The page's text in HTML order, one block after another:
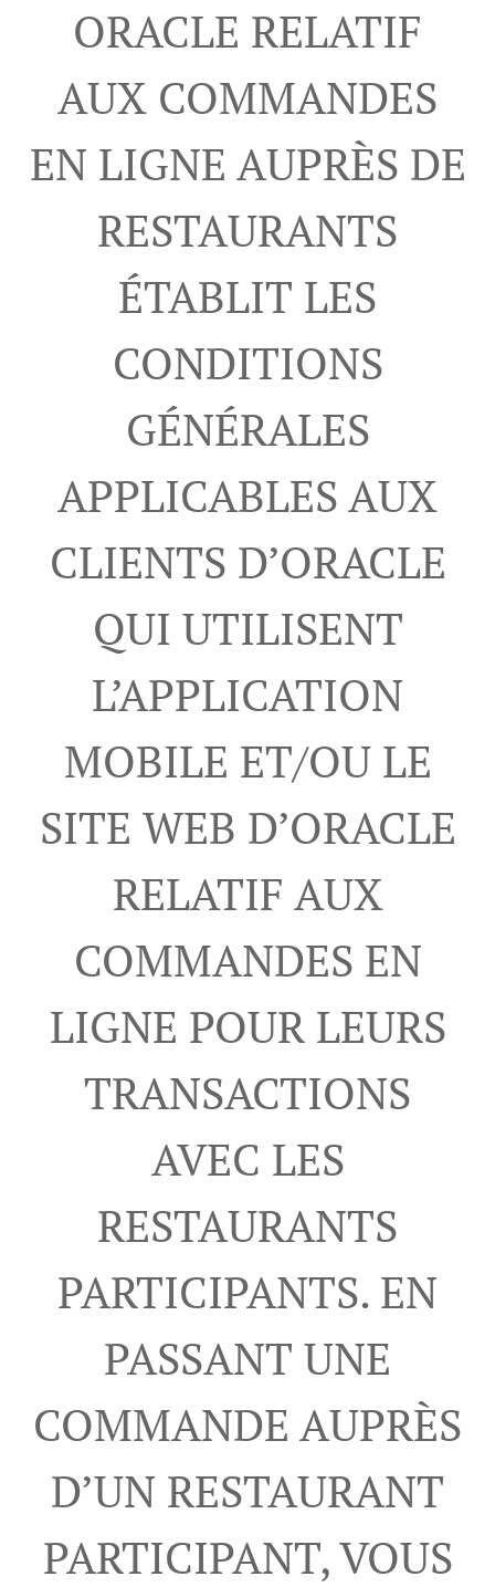
ORACLE RELATIF
AUX COMMANDES
EN LIGNE AUPRÈS DE
RESTAURANTS
ÉTABLIT LES
CONDITIONS
GÉNÉRALES
APPLICABLES AUX
CLIENTS D’ORACLE
QUI UTILISENT
L’APPLICATION
MOBILE ET/OU LE
SITE WEB D’ORACLE
RELATIF AUX
COMMANDES EN
LIGNE POUR LEURS
TRANSACTIONS
AVEC LES
RESTAURANTS
PARTICIPANTS. EN
PASSANT UNE
COMMANDE AUPRÈS
D’UN RESTAURANT
PARTICIPANT, VOUS